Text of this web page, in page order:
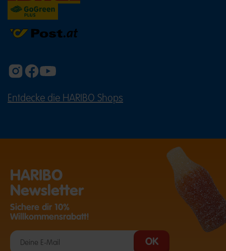
Entdecke die HARIBO Shops
HARIBO
Newsletter
Sichere dir 10%
Willkommensrabatt!